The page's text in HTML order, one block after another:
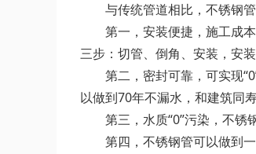
与传统管道相比，不锈钢管
第一，安装便捷，施工成本
三步：切管、倒角、安装，安
第二，密封可靠，可实现
以做到70年不漏水，和建筑同寿
第三，水质“0”污染，不锈钢
第四，不锈钢管可以做到一